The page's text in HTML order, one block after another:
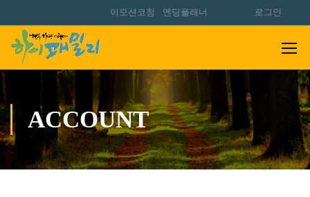
이모션코칭 엔딩플래너 로그인
ACCOUNT